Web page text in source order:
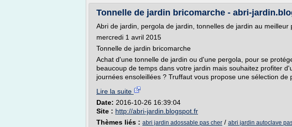
Tonnelle de jardin bricomarche - abri-
Abri de jardin, pergola de jardin, tonnelles de jardin au meilleur
mercredi 1 avril 2015
Tonnelle de jardin bricomarche
Achat d'une tonnelle de jardin ou d'une pergola, pour se
beaucoup de temps dans votre jardin mais souhaitez profiter
journées ensoleillées ? Truffaut vous propose une sélection de
Lire la suite
Date: 2016-10-26 16:39:04
Site : http://abri-jardin.blogspot.fr
Thèmes liés : abri jardin adossable pas cher / abri jardin autoclave